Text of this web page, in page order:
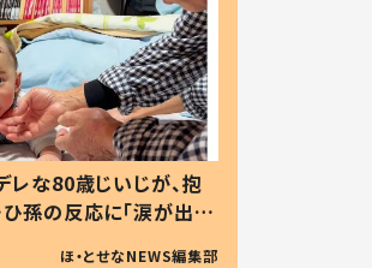
レな80歳じいじが、抱
孫の反応に「涙が出ま
て仕方ない」
ほ・とせなNEWS編集部